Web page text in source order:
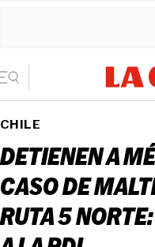
CHILE
DETIENEN A
CASO DE
RUTA 5